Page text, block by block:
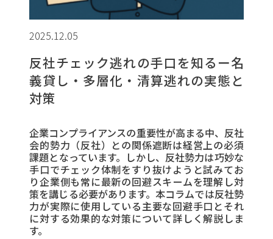
2025.12.05
反社チェック逃れの手口を知るー名
義貸し・多層化・清算逃れの実態と
対策
企業コンプライアンスの重要性が高まる中、反社
会的勢力（反社）との関係遮断は経営上の必須
課題となっています。しかし、反社勢力は巧妙な
手口でチェック体制をすり抜けようと試みてお
り企業側も常に最新の回避スキームを理解し対
策を講じる必要があります。本コラムでは反社勢
力が実際に使用している主要な回避手口とそれ
に対する効果的な対策について詳しく解説しま
す。